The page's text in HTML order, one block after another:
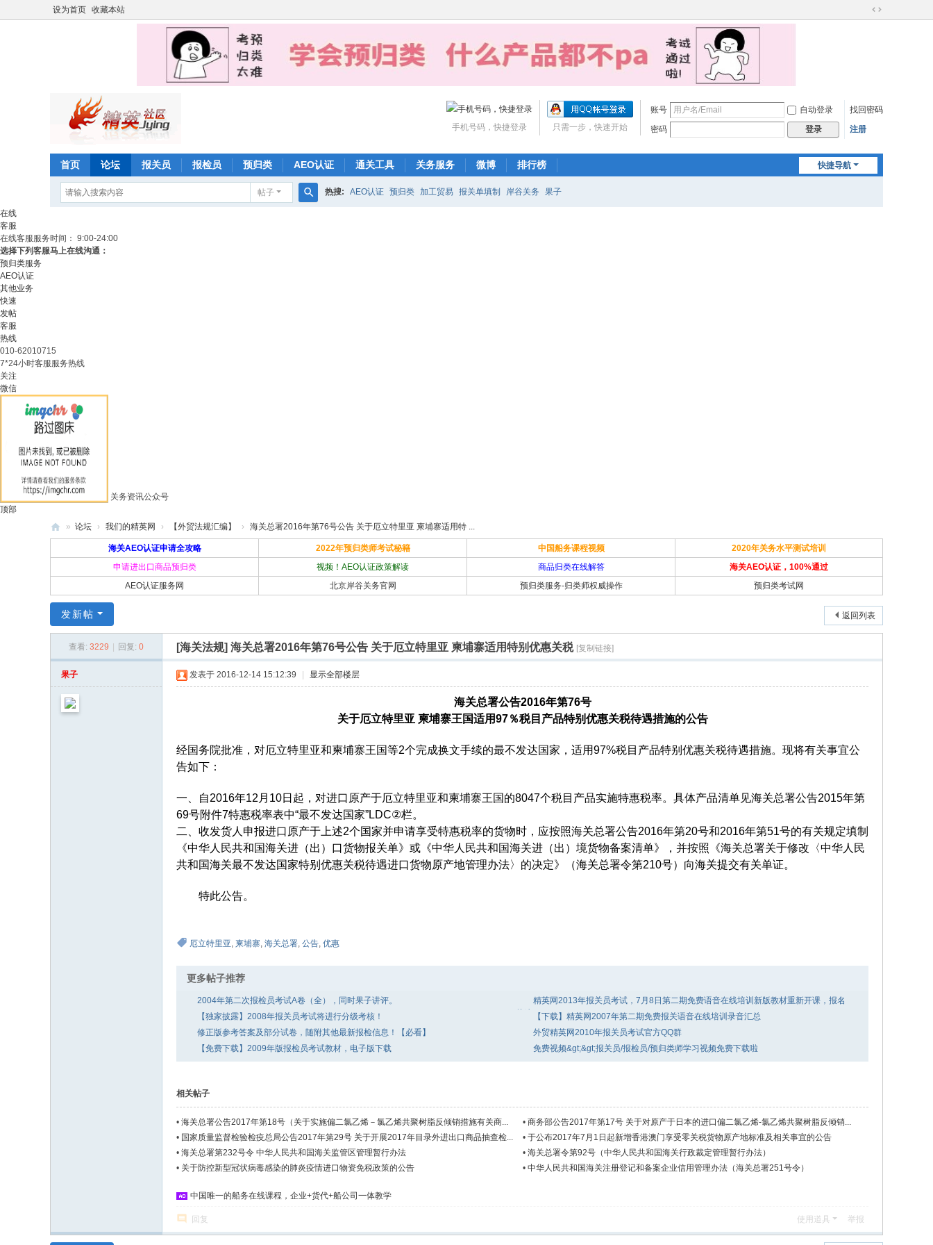
设为首页 收藏本站
切
账号 自动登录
找回密码
密码
登录 注册
只需一步，快速开始
手机号码，快捷登录
快捷导航
首页 论坛 报关员 报检员 预归类 AEO认证 通关工具 关务服务 微博 排行榜
帖子 热搜: AEO认证 预归类 加工贸易 报关单填制 岸谷关务 果子
在线
客服
在线客服服务时间： 9:00-24:00
选择下列客服马上在线沟通：
预归类服务
AEO认证
其他业务
快速
发帖
客服
热线
010-62010715
7*24小时客服服务热线
关注
微信
关务资讯公众号
顶部
英
论
» 论坛 › 我们的精英网 › 【外贸法规汇编】 › 海关总署2016年第76号公告 关于厄立特里亚 柬埔寨适用特 ...
海关AEO认证申请全攻略 2022年预归类师考试秘籍 中国船务课程视频
2020年关务水平测试培训
申请进出口商品预归类
视频！AEO认证政策解读 商品归类在线解答
海关AEO认证，100%通过
AEO认证服务网
北京岸谷关务官网 预归类服务-归类师权威操作 预归类考试网
返回列表
发新帖
查看: 3229 回复: 0 [海关法规] 海关总署2016年第76号公告 关于厄立特里亚 柬埔寨适用特别优惠关税 [复制链接]
果子 发表于 2016-12-14 15:12:39 显示全部楼层
海关总署公告2016年第76号
关于厄立特里亚 柬埔寨王国适用97％税目产品特别优惠关税待遇措施的公告
经国务院批准，对厄立特里亚和柬埔寨王国等2个完成换文手续的最不发达国家，适用97%税目产品特别优惠关税待遇措施。现将有关事宜公
告如下：
一、自2016年12月10日起，对进口原产于厄立特里亚和柬埔寨王国的8047个税目产品实施特惠税率。具体产品清单见海关总署公告2015年第
69号附件7特惠税率表中“最不发达国家”LDC②栏。
二、收发货人申报进口原产于上述2个国家并申请享受特惠税率的货物时，应按照海关总署公告2016年第20号和2016年第51号的有关规定填制
《中华人民共和国海关进（出）口货物报关单》或《中华人民共和国海关进（出）境货物备案清单》，并按照《海关总署关于修改〈中华人民
共和国海关最不发达国家特别优惠关税待遇进口货物原产地管理办法〉的决定》（海关总署令第210号）向海关提交有关单证。
特此公告。
厄立特里亚, 柬埔寨, 海关总署, 公告, 优惠
更多帖子推荐
2004年第二次报检员考试A卷（全），同时果子讲评。
精英网2013年报关员考试，7月8日第二期免费语音在线培训新版教材重新开课，报名
从速！
【独家披露】2008年报关员考试将进行分级考核！
【下载】精英网2007年第二期免费报关语音在线培训录音汇总
修正版参考答案及部分试卷，随附其他最新报检信息！【必看】
外贸精英网2010年报关员考试官方QQ群
【免费下载】2009年版报检员考试教材，电子版下载
免费视频&gt;&gt;报关员/报检员/预归类师学习视频免费下载啦
相关帖子
• 海关总署公告2017年第18号（关于实施偏二氯乙烯－氯乙烯共聚树脂反倾销措施有关商... • 商务部公告2017年第17号 关于对原产于日本的进口偏二氯乙烯-氯乙烯共聚树脂反倾销...
• 国家质量监督检验检疫总局公告2017年第29号 关于开展2017年目录外进出口商品抽查检... • 于公布2017年7月1日起新增香港澳门享受零关税货物原产地标准及相关事宜的公告
• 海关总署第232号令 中华人民共和国海关监管区管理暂行办法 • 海关总署令第92号（中华人民共和国海关行政裁定管理暂行办法）
• 关于防控新型冠状病毒感染的肺炎疫情进口物资免税政策的公告 • 中华人民共和国海关注册登记和备案企业信用管理办法（海关总署251号令）
中国唯一的船务在线课程，企业+货代+船公司一体教学
回复 使用道具 举报